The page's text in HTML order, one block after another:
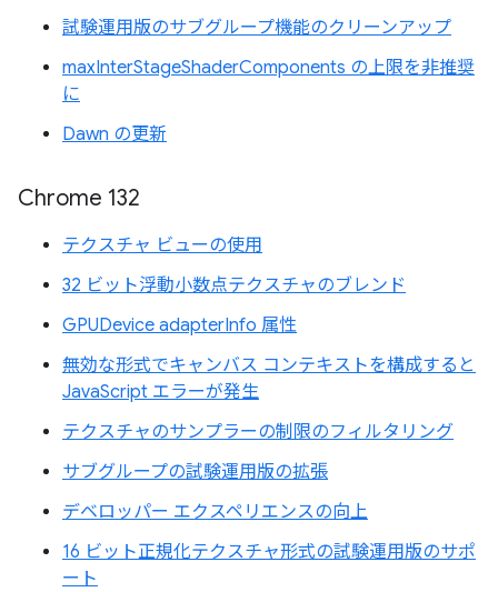
試験運用版のサブグループ機能のクリーンアップ
maxInterStageShaderComponents の上限を非推奨
に
Dawn の更新
Chrome 132
テクスチャ ビューの使用
32 ビット浮動小数点テクスチャのブレンド
GPUDevice adapterInfo 属性
無効な形式でキャンバス コンテキストを構成すると
JavaScript エラーが発生
テクスチャのサンプラーの制限のフィルタリング
サブグループの試験運用版の拡張
デベロッパー エクスペリエンスの向上
16 ビット正規化テクスチャ形式の試験運用版のサポ
ート